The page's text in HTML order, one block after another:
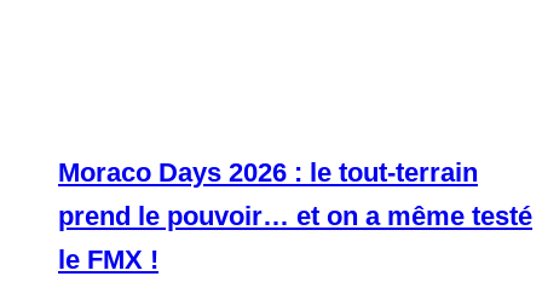
Moraco Days 2026 : le tout-terrain
prend le pouvoir… et on a même testé
le FMX !